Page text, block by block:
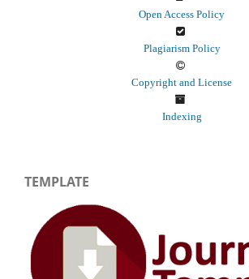
Open Access Policy
Plagiarism Policy
Copyright and License
Indexing
TEMPLATE